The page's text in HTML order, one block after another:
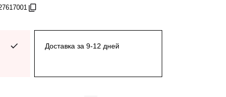
Доставка за 9-12 дней